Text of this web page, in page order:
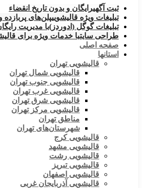
ثبت آگهیرایگان و بدون تاریخ انقضاء
تبلیغات ویژه قالیشوییپلن‌های پربازده
تبلیغات گوگل (ادوردز)با مدیریت
طراحی سایتبا خدمات ویژه برای
صفحه اصلی
استانها
قالیشویی تهران
قالیشویی شمال تهران
قالیشویی جنوب تهران
قالیشویی غرب تهران
قالیشویی شرق تهران
قالیشویی مرکز تهران
مناطق تهران
شهرستان‌های تهران
قالیشویی کرج
قالیشویی مشهد
قالیشویی رشت
قالیشویی تبریز
قالیشویی اصفهان
قالیشویی آذربایجان غربی